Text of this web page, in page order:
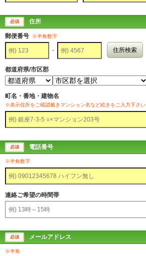
必須 住所
郵便番号 ※半角数字
- 住所検索
都道府県/市区郡
町名・番地・建物名
※表示住所をご確認戴きマンション名など続きをご入力下さい
必須 電話番号
※半角数字
連絡ご希望の時間帯
必須 メールアドレス
※半角